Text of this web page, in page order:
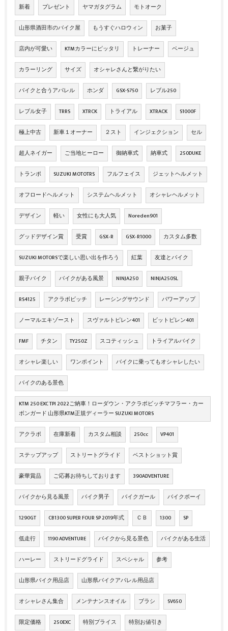
新着 プレゼント ヤマガタグラム モトオーク
山形県酒田市のバイク屋 もうすぐハロウィン お菓子
店内が可愛い KTMカラーにピッタリ トレーナー ベージュ
カラーリング サイズ オシャレさんと繋がりたい
バイクと合うアパレル ホンダ GSX-S750 レブル250
レブル女子 TRRS XTRCK トライアル XTRACK S1000F
極上中古 新車１オーナー ２スト インジェクション セル
超人ネイガー ご当地ヒーロー 御納車式 納車式 250DUKE
トランポ SUZUKI MOTOTRS フルフェイス ジェットヘルメット
オフロードヘルメット システムヘルメット オシャレヘルメット
デザイン 軽い 女性にも大人気 Noreden901
グッドデザイン賞 受賞 GSX‐R GSX‐R1000 カスタム多数
SUZUKI MOTORSで楽しい思い出を作ろう 紅葉 友達とバイク
親子バイク バイクがある風景 NINJA250 NINJA250SL
RS4125 アクラボビッチ レーシングサウンド パワーアップ
ノーマルエキゾースト スヴァルトピレン401 ビットピレン401
FMF チタン TY250Z スコティッシュ トライアルバイク
オシャレ楽しい ワンポイント バイクに乗ってもオシャレしたい
バイクのある景色
KTM 250 EXC TPI 2022ご納車！ローダウン・アクラポビッチマフラー・カー
ボンガード 山形県KTM正規ディーラー SUZUKI MOTORS
アクラポ 在庫新着 カスタム相談 250cc VP401
ステップアップ ストリートグライド ベストショット賞
豪華賞品 ご応募お待ちしております 390ADVENTURE
バイクから見る風景 バイク男子 バイクガール バイクボーイ
1290GT CB1300 SUPER FOUR SP 2019年式 ＣＢ 1300 SP
低走行 1190 ADVENTURE バイクから見る景色 バイクがある生活
ハーレー ストリードグライド スペシャル 参考
山形県バイク用品店 山形県バイクアパレル用品店
オシャレさん集合 メンテナンスオイル ブラシ SV650
限定価格 250EXC 特別プライス 特別お値引き